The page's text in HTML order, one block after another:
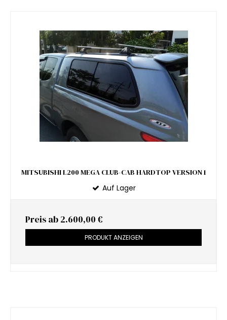
MITSUBISHI L200 MEGA CLUB-CAB HARDTOP VERSION 1
Auf Lager
Preis ab 2.600,00 €
PRODUKT ANZEIGEN